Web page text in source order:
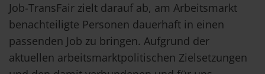
Job-TransFair zielt darauf ab, am Arbeitsmarkt
benachteiligte Personen dauerhaft in einen
passenden Job zu bringen. Aufgrund der
aktuellen arbeitsmarktpolitischen Zielsetzungen